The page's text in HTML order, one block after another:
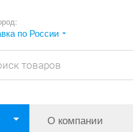
по России
О компании